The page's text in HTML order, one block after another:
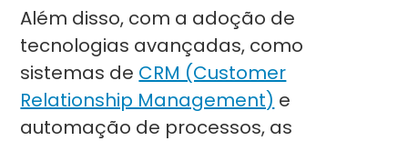
Além disso, com a adoção de
tecnologias avançadas, como
sistemas de CRM (Customer
Relationship Management) e
automação de processos, as